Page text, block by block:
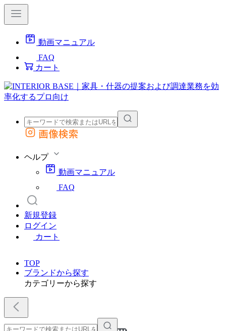
動画マニュアル
FAQ
カート
外部サイトの商品をカートに追加
画像検索
ヘルプ
動画マニュアル
FAQ
新規登録
ログイン
カート
TOP
ブランドから探す
カテゴリーから探す